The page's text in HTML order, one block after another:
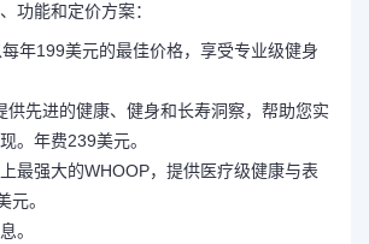
功能和定价方案：
每年199美元的最佳价格，享受专业级健身
供先进的健康、健身和长寿洞察，帮助您实
。年费239美元。
最强大的WHOOP，提供医疗级健康与表
元。
。